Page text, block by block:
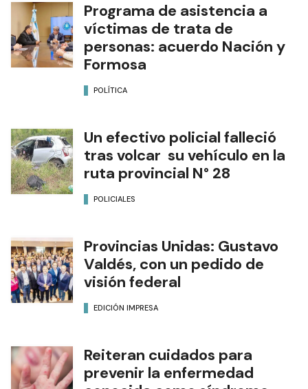
Programa de asistencia a
víctimas de trata de
personas: acuerdo Nación y
Formosa
POLÍTICA
Un efectivo policial falleció
tras volcar su vehículo en la
ruta provincial N° 28
POLICIALES
Provincias Unidas: Gustavo
Valdés, con un pedido de
visión federal
EDICIÓN IMPRESA
Reiteran cuidados para
prevenir la enfermedad